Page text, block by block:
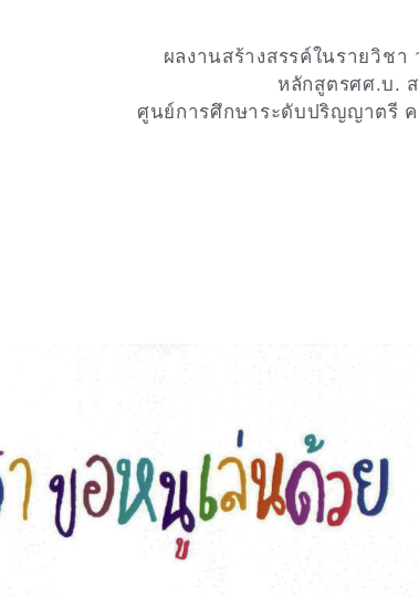
ผลงานสร้างสรรค์ในรายวิช
หลักสูตรศศ.บ.
ศูนย์การศึกษาระดับปริญญาตรี